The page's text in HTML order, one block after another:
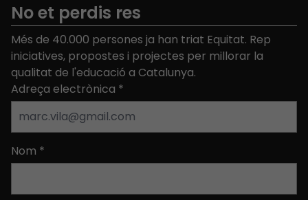
No et perdis res
Més de 40.000 persones ja han triat Equitat. Rep
iniciatives, propostes i projectes per millorar la
qualitat de l'educació a Catalunya.
Adreça electrònica *
Nom *